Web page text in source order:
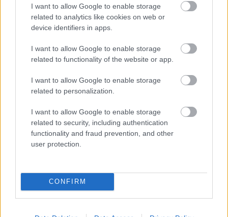
I want to allow Google to enable storage
related to analytics like cookies on web or
device identifiers in apps.
I want to allow Google to enable storage
related to functionality of the website or app.
I want to allow Google to enable storage
related to personalization.
I want to allow Google to enable storage
related to security, including authentication
functionality and fraud prevention, and other
user protection.
CONFIRM
Már magában is milyen elbűvölő, hogy az eperről
kapja egy város a nevét?! Összbenyomásában
nagyon hasonlónak tűnt Kassához, mivel a keskeny
és hosszúkás fő téren itt is emelkedik a középkorból
fennmaradt templom, a XIV. századi puritánabb, de
emelt Rákóczi-ház, aminek oromzatát aKésmárkon
(katt rá) megismert sgraffito eljárással is díszítették.